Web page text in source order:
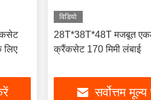
लिए
विडियो
28T*38T*48T मजबूत एकल
क्रैंकसेट 170 मिमी लंबाई
सर्वोत्तम